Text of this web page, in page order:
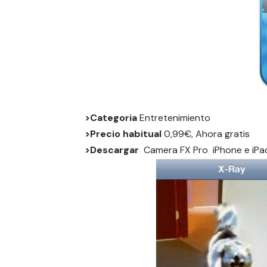
>CategoriaEntretenimiento
>Precio habitual0,99€, Ahora gratis
>Descargar Camera FX Pro iPhone e